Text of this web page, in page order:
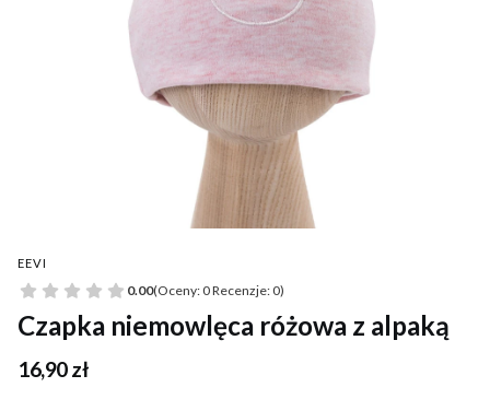
EEVI
0.00(Oceny: 0 Recenzje: 0)
Czapka niemowlęca różowa z alpaką
Cena
16,90 zł